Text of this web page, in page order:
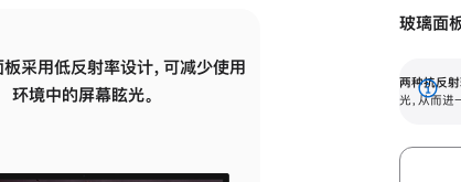
采用低反射率设计，可减少使用
环境中的屏幕眩光。
有高亮光源的场所使用
玻璃面
两种抗反射
光，从而进
展